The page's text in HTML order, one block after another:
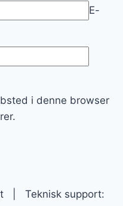
E-
i denne browser
| Teknisk support: